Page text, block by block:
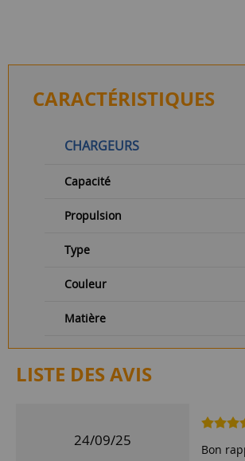
CARACTÉRISTIQUES
CHARGEURS
Capacité
Propulsion
Type
Couleur
Matière
LISTE DES AVIS
24/09/25
Bon